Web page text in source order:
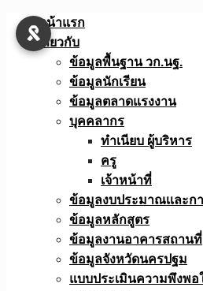
Skip
หน้าแรก
เกี่ยวกับ
ข้อมูลพื้นฐาน วก.นฐ.
ข้อมูลนักเรียน
ข้อมูลตลาดแรงงาน
บุคคลากร
ทำเนียบ ผู้บริหาร
ครู
เจ้าหน้าที่
ข้อมูลงบประมาณเเละก
ข้อมูลหลักสูตร
ข้อมูลงานอาคารสถานที่
ข้อมูลจังหวัดนครปฐม
แบบประเมินความพึงพอ